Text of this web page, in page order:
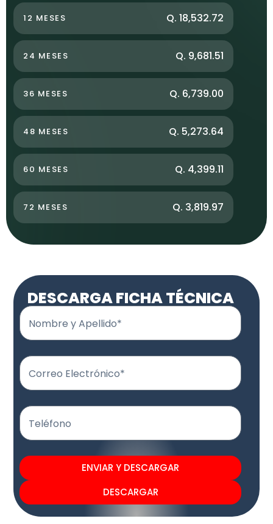
12 MESES Q. 18,532.72
24 MESES Q. 9,681.51
36 MESES Q. 6,739.00
48 MESES Q. 5,273.64
60 MESES Q. 4,399.11
72 MESES Q. 3,819.97
DESCARGA FICHA TÉCNICA
Nombre y Apellido*
Correo Electrónico*
Teléfono
ENVIAR Y DESCARGAR
DESCARGAR